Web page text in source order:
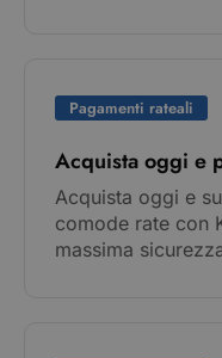
Pagamenti rateali
Acquista oggi e
Acquista oggi e
comode rate con
massima